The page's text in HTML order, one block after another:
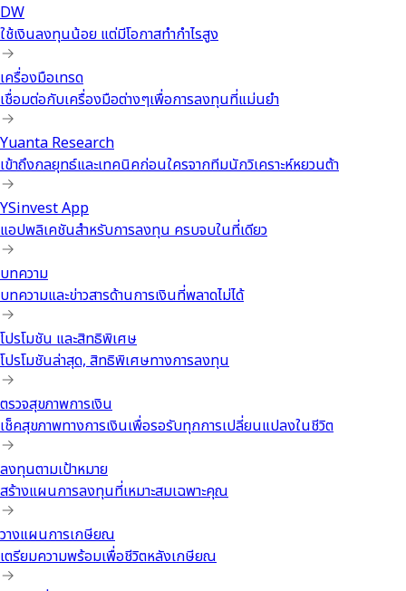
DW
ใช้เงินลงทุนน้อย แต่มีโอกาสทำกำไรสูง
เครื่องมือเทรด
เชื่อมต่อกับเครื่องมือต่างๆเพื่อการลงทุนที่แม่นยำ
Yuanta Research
เข้าถึงกลยุทธ์และเทคนิคก่อนใครจากทีมนักวิเคราะห์หยวนต้า
YSinvest App
แอปพลิเคชันสำหรับการลงทุน ครบจบในที่เดียว
บทความ
บทความและข่าวสารด้านการเงินที่พลาดไม่ได้
โปรโมชัน และสิทธิพิเศษ
โปรโมชันล่าสุด, สิทธิพิเศษทางการลงทุน
ตรวจสุขภาพการเงิน
เช็คสุขภาพทางการเงินเพื่อรอรับทุกการเปลี่ยนแปลงในชีวิต
ลงทุนตามเป้าหมาย
สร้างแผนการลงทุนที่เหมาะสมเฉพาะคุณ
วางแผนการเกษียณ
เตรียมความพร้อมเพื่อชีวิตหลังเกษียณ